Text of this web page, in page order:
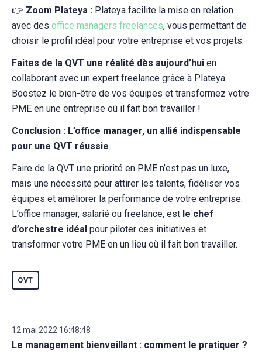
👉 Zoom Plateya : Plateya facilite la mise en relation
avec des office managers freelances, vous permettant de
choisir le profil idéal pour votre entreprise et vos projets.
Faites de la QVT une réalité dès aujourd’hui en
collaborant avec un expert freelance grâce à Plateya.
Boostez le bien-être de vos équipes et transformez votre
PME en une entreprise où il fait bon travailler !
Conclusion : L’office manager, un allié indispensable
pour une QVT réussie
Faire de la QVT une priorité en PME n’est pas un luxe,
mais une nécessité pour attirer les talents, fidéliser vos
équipes et améliorer la performance de votre entreprise.
L’office manager, salarié ou freelance, est le chef
d’orchestre idéal pour piloter ces initiatives et
transformer votre PME en un lieu où il fait bon travailler.
QVT
12 mai 2022 16:48:48
Le management bienveillant : comment le pratiquer ?